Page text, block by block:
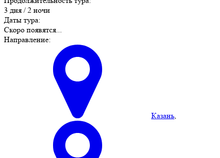
3 дня / 2 ночи
Даты тура:
Скоро появятся...
Направление:
Казань,